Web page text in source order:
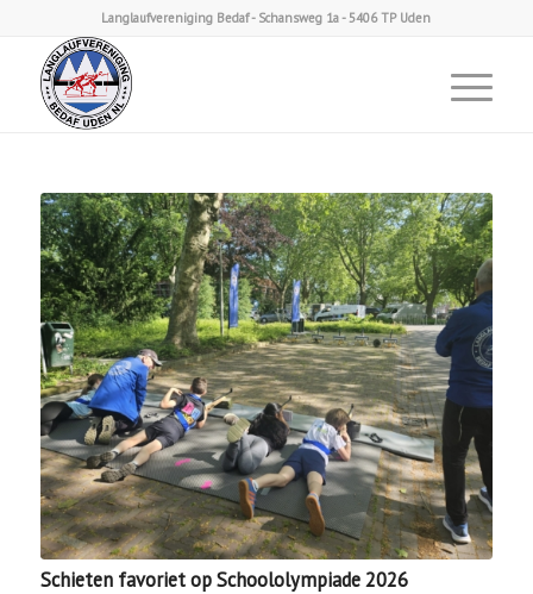
Langlaufvereniging Bedaf - Schansweg 1a - 5406 TP Uden
Schieten favoriet op Schoololympiade 2026